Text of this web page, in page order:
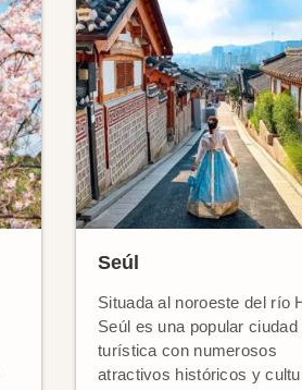
Seúl
Situada al noroeste del río
Seúl es una popular ciudad
turística con numerosos
atractivos históricos y